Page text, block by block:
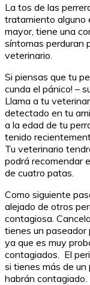
La tos de las
tratamiento alguno
mayor, tiene una
síntomas perduran
veterinario.
Si piensas que tu
cunda el pánico! –
Llama a tu
detectado en tu
a la edad de tu
tenido
Tu veterinario
podrá recomendar
de cuatro patas.
Como siguiente
alejado de otros
contagiosa.
tienes un paseador
ya que es muy
contagiados. El
si tienes más de
habrán contagiado.